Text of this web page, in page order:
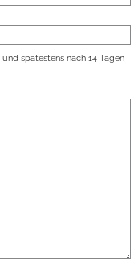
spätestens nach 14 Tagen